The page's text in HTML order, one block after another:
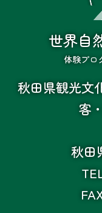
世界自
体験プロ
秋田県観光文
客
秋田